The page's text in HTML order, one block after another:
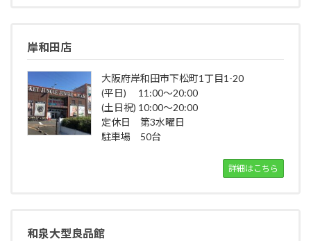
岸和田店
大阪府岸和田市下松町1丁目1-20
(平日) 11:00～20:00
(土日祝) 10:00～20:00
定休日 第3水曜日
駐車場 50台
詳細はこちら
和泉大型良品館